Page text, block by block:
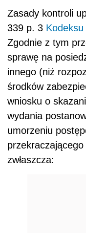
Zasady kontroli
339 p. 3
Zgodnie z tym
sprawę na
innego (niż
środków
wniosku o
wydania
umorzeniu
zwłaszcza: